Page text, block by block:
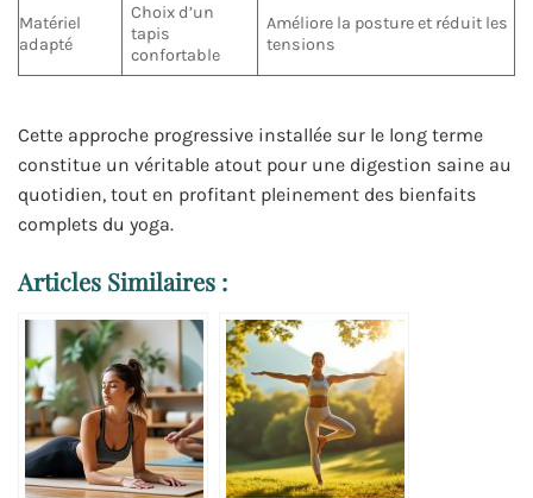
Matériel
adapté
Choix d’un
tapis
confortable
Améliore la posture et réduit les
tensions
Cette approche progressive installée sur le long terme
constitue un véritable atout pour une digestion saine au
quotidien, tout en profitant pleinement des bienfaits
complets du yoga.
Articles Similaires :